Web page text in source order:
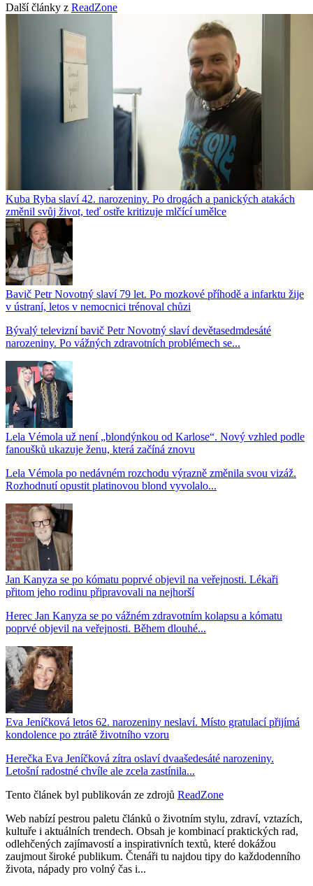
Další články z ReadZone
Kuba Ryba slaví 42. narozeniny. Po drogách a panických atakách
změnil svůj život, teď ostře kritizuje mlčící umělce
Bavič Petr Novotný slaví 79 let. Po mozkové příhodě a infarktu žije
v ústraní, letos v nemocnici trénoval chůzi
Bývalý televizní bavič Petr Novotný slaví devětasedmdesáté
narozeniny. Po vážných zdravotních problémech se...
Lela Vémola už není „blondýnkou od Karlose“. Nový vzhled podle
fanoušků ukazuje ženu, která začíná znovu
Lela Vémola po nedávném rozchodu výrazně změnila svou vizáž.
Rozhodnutí opustit platinovou blond vyvolalo...
Jan Kanyza se po kómatu poprvé objevil na veřejnosti. Lékaři
přitom jeho rodinu připravovali na nejhorší
Herec Jan Kanyza se po vážném zdravotním kolapsu a kómatu
poprvé objevil na veřejnosti. Během dlouhé...
Eva Jeníčková letos 62. narozeniny neslaví. Místo gratulací přijímá
kondolence po ztrátě životního vzoru
Herečka Eva Jeníčková zítra oslaví dvaašedesáté narozeniny.
Letošní radostné chvíle ale zcela zastínila...
Tento článek byl publikován ze zdrojů ReadZone
Web nabízí pestrou paletu článků o životním stylu, zdraví, vztazích,
kultuře i aktuálních trendech. Obsah je kombinací praktických rad,
odlehčených zajímavostí a inspirativních textů, které dokážou
zaujmout široké publikum. Čtenáři tu najdou tipy do každodenního
života, nápady pro volný čas i...